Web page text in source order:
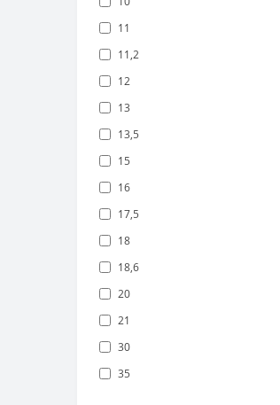
11
11,2
12
13
13,5
15
16
17,5
18
18,6
20
21
30
35